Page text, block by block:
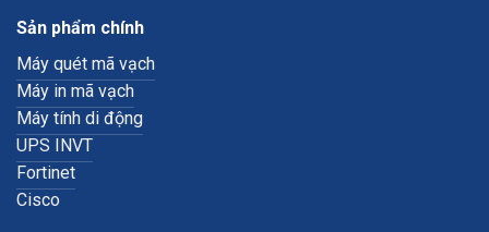
Sản phẩm chính
Máy quét mã vạch
Máy in mã vạch
Máy tính di động
UPS INVT
Fortinet
Cisco